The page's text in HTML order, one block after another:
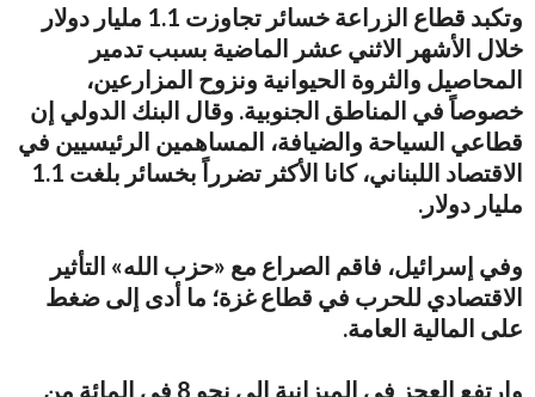
وتكبد قطاع الزراعة خسائر تجاوزت 1.1 مليار دولار
خلال الأشهر الاثني عشر الماضية بسبب تدمير
المحاصيل والثروة الحيوانية ونزوح المزارعين،
خصوصاً في المناطق الجنوبية. وقال البنك الدولي إن
قطاعي السياحة والضيافة، المساهمين الرئيسيين في
الاقتصاد اللبناني، كانا الأكثر تضرراً بخسائر بلغت 1.1
مليار دولار.
وفي إسرائيل، فاقم الصراع مع «حزب الله» التأثير
الاقتصادي للحرب في قطاع غزة؛ ما أدى إلى ضغط
على المالية العامة.
وارتفع العجز في الميزانية إلى نحو 8 في المائة من